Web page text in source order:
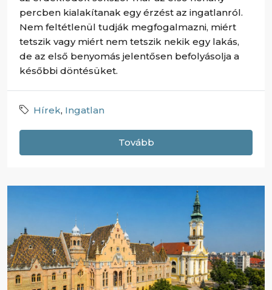
percben kialakítanak egy érzést az ingatlanról.
Nem feltétlenül tudják megfogalmazni, miért
tetszik vagy miért nem tetszik nekik egy lakás,
de az első benyomás jelentősen befolyásolja a
későbbi döntésüket.
Hírek, Ingatlan
Tovább